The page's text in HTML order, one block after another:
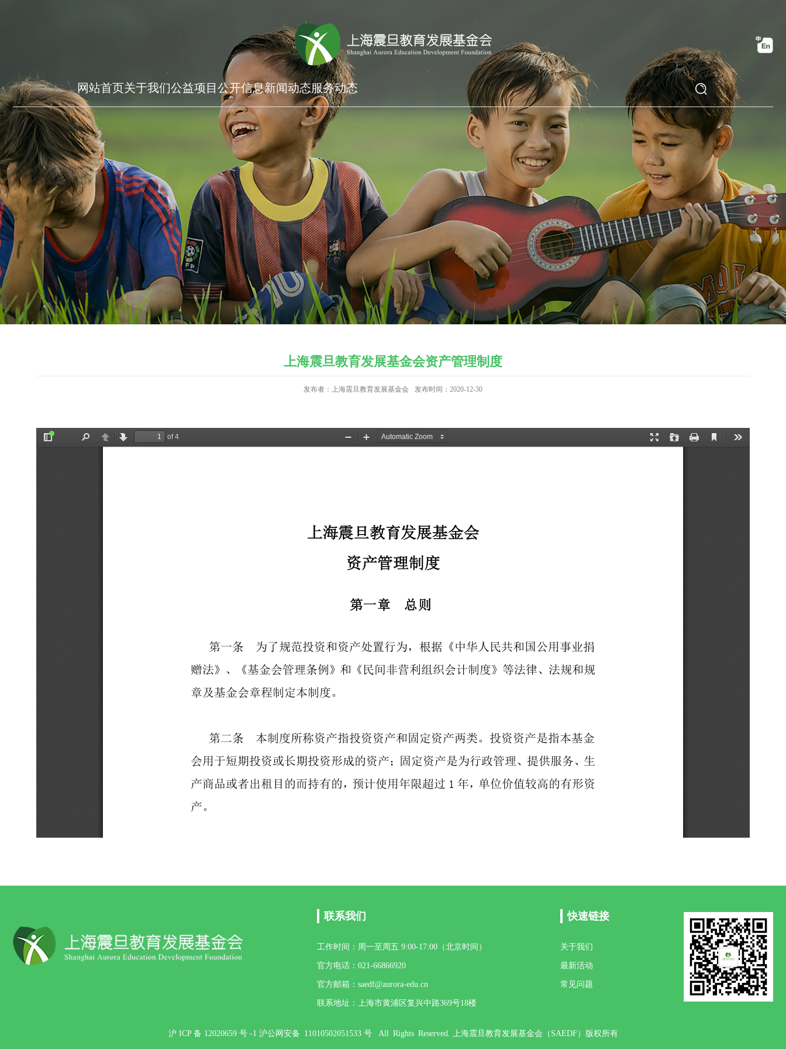
网站首页关于我们公益项目 公开信息新闻动态服务动态
上海震旦教育发展基金会资产管理制度
发布者：上海震旦教育发展基金会 发布时间：2020-12-30
联系我们
工作时间：周一至周五 9:00-17:00（北京时间）
官方电话：021-66866920
官方邮箱：saedf@aurora-edu.cn
联系地址：上海市黄浦区复兴中路369号18楼
快速链接
关于我们
最新活动
常见问题
沪 ICP 备 12020659 号 -1 沪公网安备 11010502051533 号 All Rights Reserved. 上海震旦教育发展基金会（SAEDF）版权所有